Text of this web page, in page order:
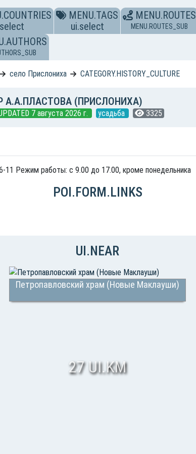
MENU.TAGS
ui.select
MENU.ROUTES
MENU.ROUTES_SUB
село Прислониха CATEGORY.HISTORY_CULTURE
(ПРИСЛОНИХА)
7 августа 2026 г. усадьба 3325
11 Режим работы: с 9.00 до 17.00, кроме понедельника
POI.FORM.LINKS
UI.NEAR
Петропавловский храм (Новые Маклауши)
27 UI.KM